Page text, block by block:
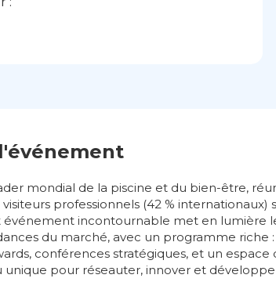
mondial de la piscine et du bien-être,
professionnels (42 % internationaux)
événement incontournable met en lumière
du marché, avec un programme riche
conférences stratégiques, et un
unique pour réseauter, innover et